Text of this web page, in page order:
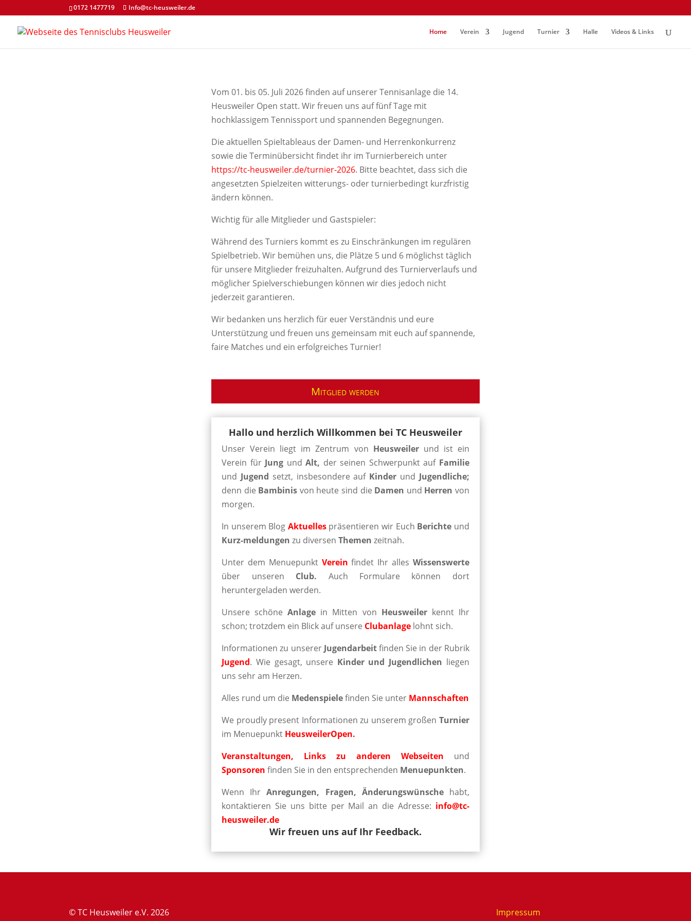
0172 1477719 Info@tc-heusweiler.de
Home Verein Jugend Turnier Halle Videos & Links
Vom 01. bis 05. Juli 2026 finden auf unserer Tennisanlage die 14.
Heusweiler Open statt. Wir freuen uns auf fünf Tage mit
hochklassigem Tennissport und spannenden Begegnungen.
Die aktuellen Spieltableaus der Damen- und Herrenkonkurrenz
sowie die Terminübersicht findet ihr im Turnierbereich unter
https://tc-heusweiler.de/turnier-2026. Bitte beachtet, dass sich die
angesetzten Spielzeiten witterungs- oder turnierbedingt kurzfristig
ändern können.
Wichtig für alle Mitglieder und Gastspieler:
Während des Turniers kommt es zu Einschränkungen im regulären
Spielbetrieb. Wir bemühen uns, die Plätze 5 und 6 möglichst täglich
für unsere Mitglieder freizuhalten. Aufgrund des Turnierverlaufs und
möglicher Spielverschiebungen können wir dies jedoch nicht
jederzeit garantieren.
Wir bedanken uns herzlich für euer Verständnis und eure
Unterstützung und freuen uns gemeinsam mit euch auf spannende,
faire Matches und ein erfolgreiches Turnier!
Mitglied werden
Hallo und herzlich Willkommen bei TC Heusweiler
Unser Verein liegt im Zentrum von Heusweilerund ist ein
Verein fürJung undAlt, der seinen Schwerpunkt auf Familie
und Jugend setzt, insbesondere auf Kinder und Jugendliche;
denn die Bambinis von heute sind die Damen und Herren von
morgen.
In unserem Blog Aktuellespräsentieren wir Euch Berichte und
Kurz-meldungen zu diversenThemen zeitnah.
Unter dem MenuepunktVereinfindet Ihr alles Wissenswerte
über unseren Club. Auch Formulare können dort
heruntergeladen werden.
Unsere schöneAnlage in Mitten von Heusweilerkennt Ihr
schon; trotzdem ein Blick auf unsere Clubanlage lohnt sich.
Informationen zu unserer Jugendarbeitfinden Sie in der Rubrik
Jugend. Wie gesagt, unsere Kinder und Jugendlichen liegen
uns sehr am Herzen.
Alles rund um die Medenspielefinden Sie unter Mannschaften
We proudly present Informationen zu unserem großen Turnier
im Menuepunkt HeusweilerOpen.
Veranstaltungen, Links zu anderen Webseiten
und
Sponsoren finden Sie in den entsprechenden Menuepunkten.
Wenn IhrAnregungen, Fragen, Änderungswünschehabt,
kontaktieren Sie uns bitte per Mail an die Adresse: info@tc-
heusweiler.de
Wir freuen uns auf Ihr Feedback.
© TC Heusweiler e.V. 2026
Impressum